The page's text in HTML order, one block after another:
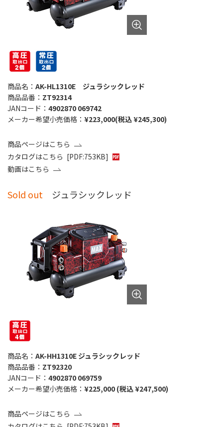
商品名： AK-HL1310E ジュラシックレッド
商品品番： ZT92314
JANコード： 4902870 069742
メーカー希望小売価格： ¥223,000(税込 ¥245,300)
商品ページはこちら
カタログはこちら [PDF:753KB]
動画はこちら
Sold out ジュラシックレッド
商品名： AK-HH1310E ジュラシックレッド
商品品番： ZT92320
JANコード： 4902870 069759
メーカー希望小売価格： ¥225,000 (税込 ¥247,500)
商品ページはこちら